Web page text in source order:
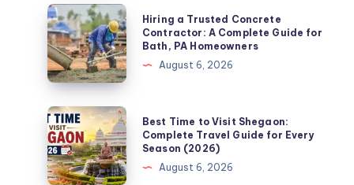
Complete
Guide
to
Safe,
Reliable
Electrical
Services
Hiring
a
Trusted
Concrete
Contractor:
A
Complete
Guide
for
Hiring a Trusted Concrete
Contractor: A Complete Guide for
Bath, PA Homeowners
August 6, 2026
Best
Time
to
Visit
Best Time to Visit Shegaon:
Complete Travel Guide for Every
Season (2026)
August 6, 2026